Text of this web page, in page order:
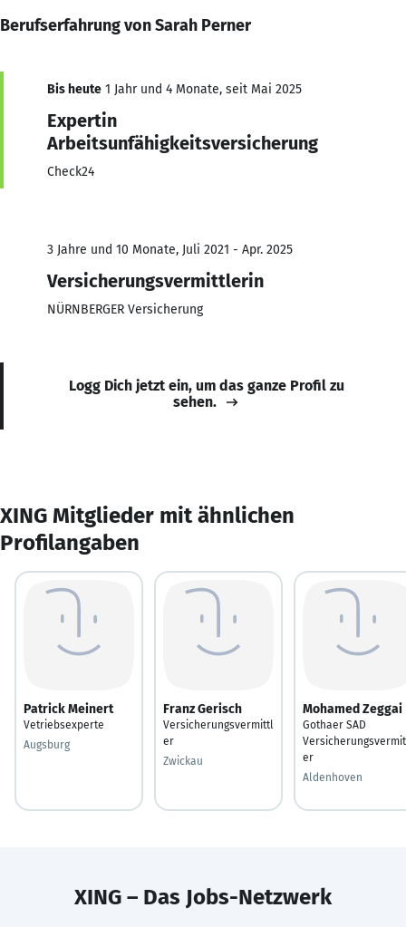
Berufserfahrung von Sarah Perner
Bis heute 1 Jahr und 4 Monate, seit Mai 2025
Expertin
Arbeitsunfähigkeitsversicherung
Check24
3 Jahre und 10 Monate, Juli 2021 - Apr. 2025
Versicherungsvermittlerin
NÜRNBERGER Versicherung
Logg Dich jetzt ein, um das ganze Profil zu
sehen.
XING Mitglieder mit ähnlichen
Profilangaben
Patrick Meinert
Vetriebsexperte
Augsburg
Franz Gerisch
Versicherungsvermittl
er
Zwickau
Mohamed Zeggai
Gothaer SAD
er
Aldenhoven
XING – Das Jobs-Netzwerk